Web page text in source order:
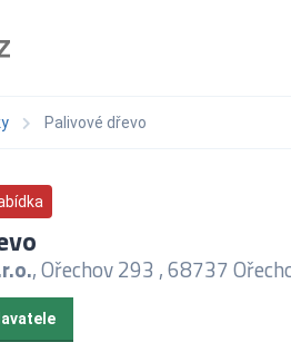
Palivové dřevo
, Ořechov 293 , 68737